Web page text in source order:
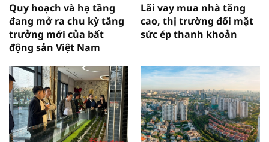
Quy hoạch và hạ tầng
đang mở ra chu kỳ tăng
trưởng mới của bất
động sản Việt Nam
Lãi vay mua nhà tăng
cao, thị trường đối mặt
sức ép thanh khoản